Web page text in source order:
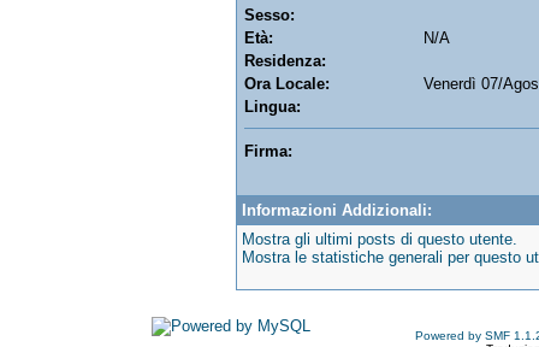
Sesso:
Età:
N/A
Residenza:
Ora Locale:
Venerdì 07/
Lingua:
Firma:
Informazioni Addizionali:
Mostra gli ultimi posts di questo utente.
Mostra le statistiche generali per questo
Powered by SMF